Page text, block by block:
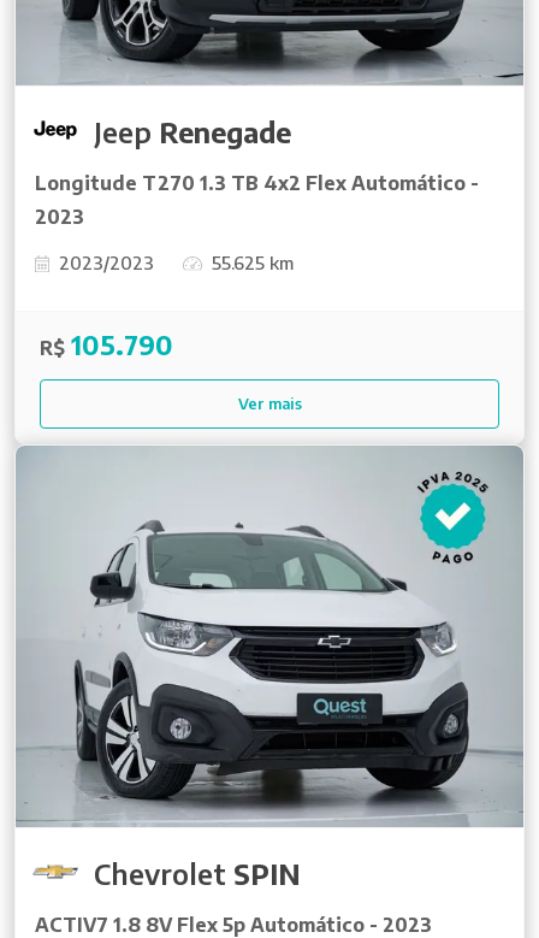
Jeep Renegade
Longitude T270 1.3 TB 4x2 Flex Automático -
2023
2023/2023 55.625 km
R$ 105.790
Ver mais
Chevrolet SPIN
ACTIV7 1.8 8V Flex 5p Automático - 2023